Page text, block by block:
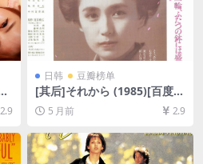
/
2.9
日韩 豆瓣榜单
[其后]それから (1985)[百度网
盘+夸克网盘1080P超清未删
减资源][网盘在线播放/下载]
[MP4/8.5GB][中文字幕]
5 月前 2.9